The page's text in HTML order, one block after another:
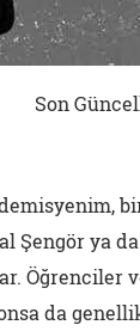
Son
Şengör ya
Öğrenciler
da